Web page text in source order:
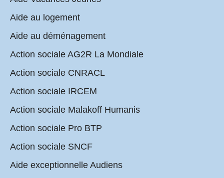
Aide au logement
Aide au déménagement
Action sociale AG2R La Mondiale
Action sociale CNRACL
Action sociale IRCEM
Action sociale Malakoff Humanis
Action sociale Pro BTP
Action sociale SNCF
Aide exceptionnelle Audiens